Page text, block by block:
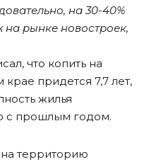
на 30-40%
рынке новостроек,
, что копить на
придется 7,7 лет,
жилья
с прошлым годом.
территорию